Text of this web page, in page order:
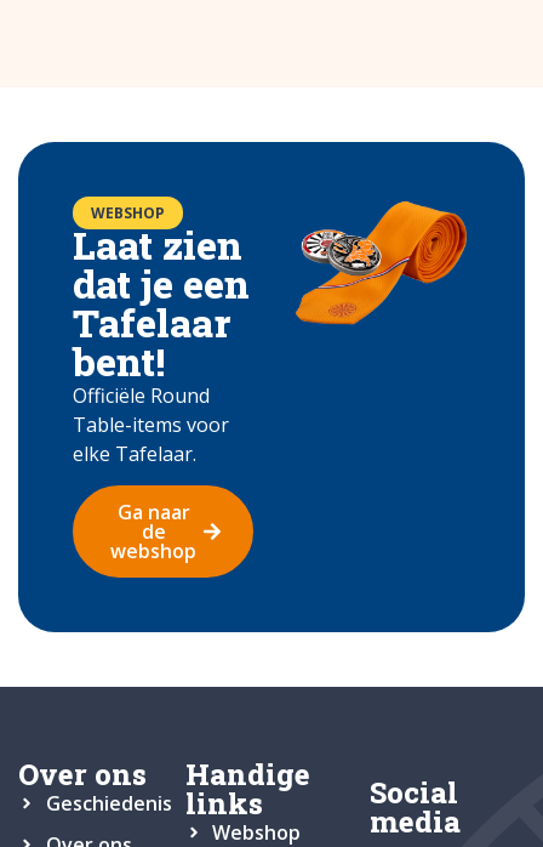
WEBSHOP
Laat zien
dat je een
Tafelaar
bent!
Officiële Round
Table-items voor
elke Tafelaar.
Ga naar
de
webshop
Over ons
Geschiedenis
Handige
links
Webshop
Social
media